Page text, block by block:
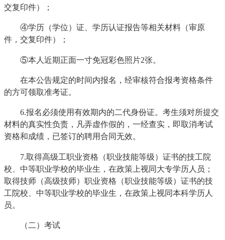
交复印件）；
④学历（学位）证、学历认证报告等相关材料（审原
件，交复印件）；
⑤本人近期正面一寸免冠彩色照片2张。
在本公告规定的时间内报名，经审核符合报考资格条件
的方可领取准考证。
6.报名必须使用有效期内的二代身份证。考生须对所提交
材料的真实性负责，凡弄虚作假的，一经查实，即取消考试
资格和成绩，已签订的聘用合同无效。
7.取得高级工职业资格（职业技能等级）证书的技工院
校、中等职业学校的毕业生，在政策上视同大专学历人员；
取得技师（高级技师）职业资格（职业技能等级）证书的技
工院校、中等职业学校的毕业生，在政策上视同本科学历人
员。
（二）考试